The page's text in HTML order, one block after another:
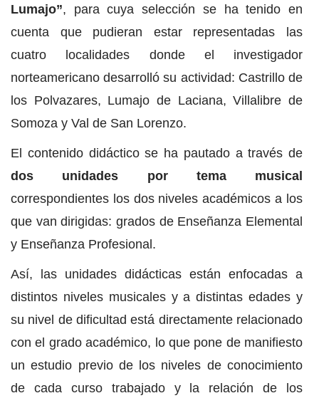
Lumajo”, para cuya selección se ha tenido en
cuenta que pudieran estar representadas las
cuatro localidades donde el investigador
norteamericano desarrolló su actividad: Castrillo de
los Polvazares, Lumajo de Laciana, Villalibre de
Somoza y Val de San Lorenzo.
El contenido didáctico se ha pautado a través de
dos unidades por tema musical
correspondientes los dos niveles académicos a los
que van dirigidas: grados de Enseñanza Elemental
y Enseñanza Profesional.
Así, las unidades didácticas están enfocadas a
distintos niveles musicales y a distintas edades y
su nivel de dificultad está directamente relacionado
con el grado académico, lo que pone de manifiesto
un estudio previo de los niveles de conocimiento
de cada curso trabajado y la relación de los